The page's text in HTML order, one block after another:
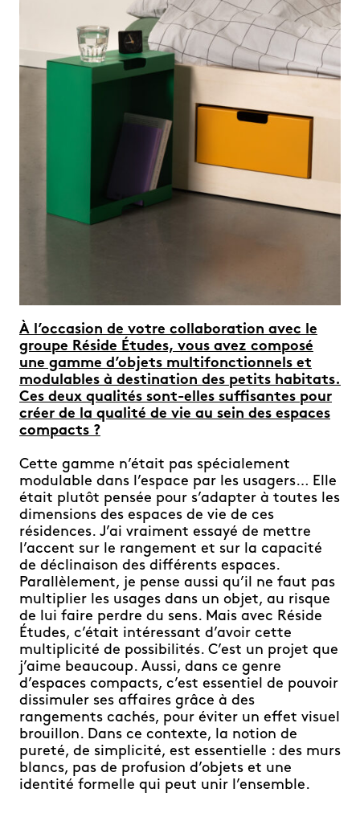
À l’occasion de votre collaboration avec le
groupe Réside Études, vous avez composé
une gamme d’objets multifonctionnels et
modulables à destination des petits habitats.
Ces deux qualités sont-elles suffisantes pour
créer de la qualité de vie au sein des espaces
compacts ?
Cette gamme n’était pas spécialement
modulable dans l’espace par les usagers… Elle
était plutôt pensée pour s’adapter à toutes les
dimensions des espaces de vie de ces
résidences. J’ai vraiment essayé de mettre
l’accent sur le rangement et sur la capacité
de déclinaison des différents espaces.
Parallèlement, je pense aussi qu’il ne faut pas
multiplier les usages dans un objet, au risque
de lui faire perdre du sens. Mais avec Réside
Études, c’était intéressant d’avoir cette
multiplicité de possibilités. C’est un projet que
j’aime beaucoup. Aussi, dans ce genre
d’espaces compacts, c’est essentiel de pouvoir
dissimuler ses affaires grâce à des
rangements cachés, pour éviter un effet visuel
brouillon. Dans ce contexte, la notion de
pureté, de simplicité, est essentielle : des murs
blancs, pas de profusion d’objets et une
identité formelle qui peut unir l’ensemble.